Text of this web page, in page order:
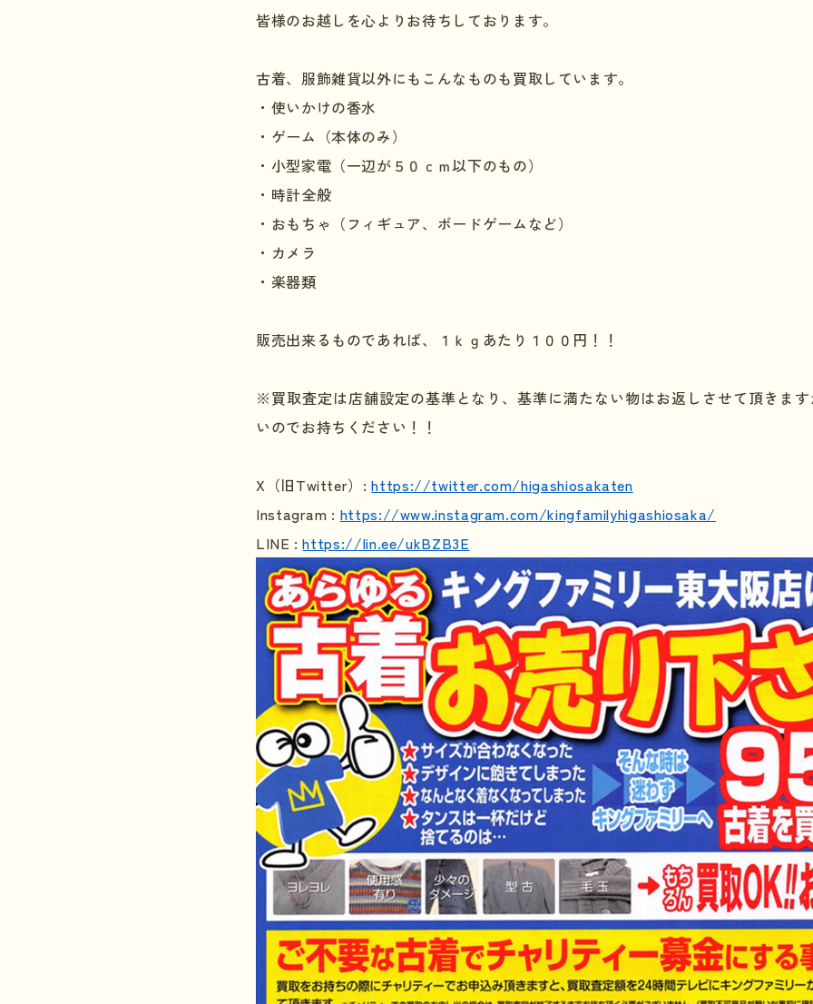
皆様のお越しを心よりお待ちしております。
古着、服飾雑貨以外にもこんなものも買取しています。
・使いかけの香水
・ゲーム（本体のみ）
・小型家電（一辺が５０ｃｍ以下のもの）
・時計全般
・おもちゃ（フィギュア、ボードゲームなど）
・カメラ
・楽器類
販売出来るものであれば、１ｋｇあたり１００円！！
※買取査定は店舗設定の基準となり、基準に満たない物はお返しさせて頂きま
いのでお持ちください！！
X （旧Twitter） :https://twitter.com/higashiosakaten
Instagram : https://www.instagram.com/kingfamilyhigashiosaka/
LINE :https://lin.ee/ukBZB3E